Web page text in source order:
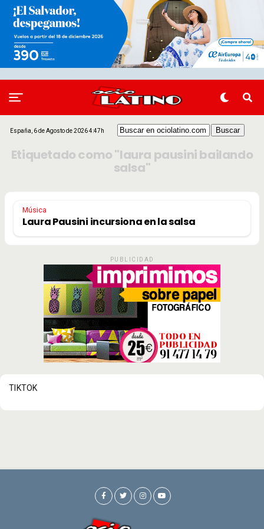
España, 6 de Agosto de 2026 4:47h
Etiquetado como "laura pausini bailando
salsa"
Música
Laura Pausini incursiona en la salsa
PUBLICIDAD
TIKTOK